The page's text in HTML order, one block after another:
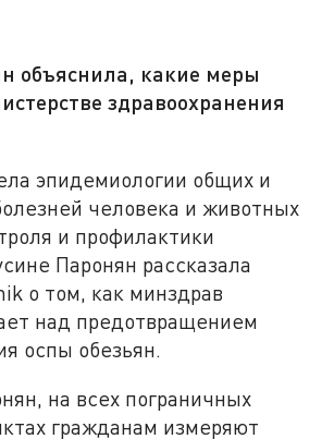
объяснила, какие меры
здравоохранения
эпидемиологии общих и
человека и животных
и профилактики
Паронян рассказала
о том, как минздрав
над предотвращением
оспы обезьян.
на всех пограничных
гражданам измеряют